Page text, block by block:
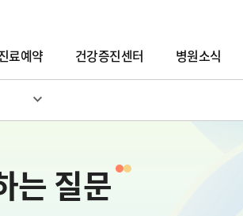
료예약 건강증진센터 병원소식
는 질문